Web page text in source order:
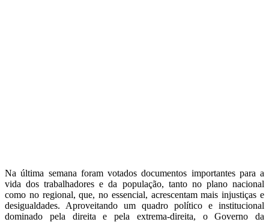
Na última semana foram votados documentos importantes para a
vida dos trabalhadores e da população, tanto no plano nacional
como no regional, que, no essencial, acrescentam mais injustiças e
desigualdades. Aproveitando um quadro político e institucional
dominado pela direita e pela extrema-direita, o Governo da